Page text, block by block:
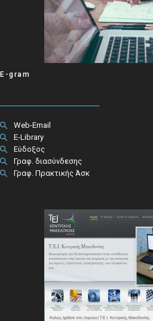
E-gram
Web-Email
E-Library
Εύδοξος
Γραφ. διασύνδεσης
Γραφ. Πρακτικής Άσκ